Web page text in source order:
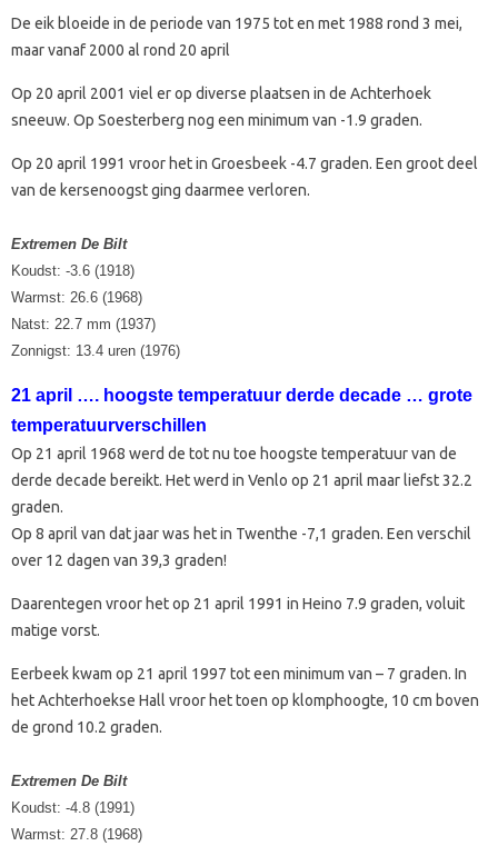
De eik bloeide in de periode van 1975 tot en met 1988 rond 3 mei,
maar vanaf 2000 al rond 20 april
Op 20 april 2001 viel er op diverse plaatsen in de Achterhoek
sneeuw. Op Soesterberg nog een minimum van -1.9 graden.
Op 20 april 1991 vroor het in Groesbeek -4.7 graden. Een groot deel
van de kersenoogst ging daarmee verloren.
Extremen De Bilt
Koudst: -3.6 (1918)
Warmst: 26.6 (1968)
Natst: 22.7 mm (1937)
Zonnigst: 13.4 uren (1976)
21 april …. hoogste temperatuur derde decade … grote
temperatuurverschillen
Op 21 april 1968 werd de tot nu toe hoogste temperatuur van de
derde decade bereikt. Het werd in Venlo op 21 april maar liefst 32.2
graden.
Op 8 april van dat jaar was het in Twenthe -7,1 graden. Een verschil
over 12 dagen van 39,3 graden!
Daarentegen vroor het op 21 april 1991 in Heino 7.9 graden, voluit
matige vorst.
Eerbeek kwam op 21 april 1997 tot een minimum van – 7 graden. In
het Achterhoekse Hall vroor het toen op klomphoogte, 10 cm boven
de grond 10.2 graden.
Extremen De Bilt
Koudst: -4.8 (1991)
Warmst: 27.8 (1968)